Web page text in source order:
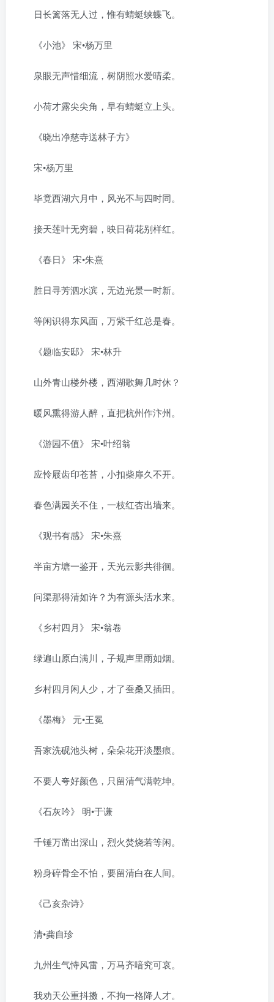
日长篱落无人过，惟有蜻蜓蛱蝶飞。
《小池》 宋•杨万里
泉眼无声惜细流，树阴照水爱晴柔。
小荷才露尖尖角，早有蜻蜓立上头。
《晓出净慈寺送林子方》
宋•杨万里
毕竟西湖六月中，风光不与四时同。
接天莲叶无穷碧，映日荷花别样红。
《春日》 宋•朱熹
胜日寻芳泗水滨，无边光景一时新。
等闲识得东风面，万紫千红总是春。
《题临安邸》 宋•林升
山外青山楼外楼，西湖歌舞几时休？
暖风熏得游人醉，直把杭州作汴州。
《游园不值》 宋•叶绍翁
应怜屐齿印苍苔，小扣柴扉久不开。
春色满园关不住，一枝红杏出墙来。
《观书有感》 宋•朱熹
半亩方塘一鉴开，天光云影共徘徊。
问渠那得清如许？为有源头活水来。
《乡村四月》 宋•翁卷
绿遍山原白满川，子规声里雨如烟。
乡村四月闲人少，才了蚕桑又插田。
《墨梅》 元•王冕
吾家洗砚池头树，朵朵花开淡墨痕。
不要人夸好颜色，只留清气满乾坤。
《石灰吟》 明•于谦
千锤万凿出深山，烈火焚烧若等闲。
粉身碎骨全不怕，要留清白在人间。
《己亥杂诗》
清•龚自珍
九州生气恃风雷，万马齐喑究可哀。
我劝天公重抖擞，不拘一格降人才。